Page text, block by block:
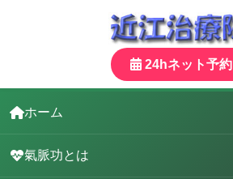
24hネット予約
ホーム
氣脈功とは